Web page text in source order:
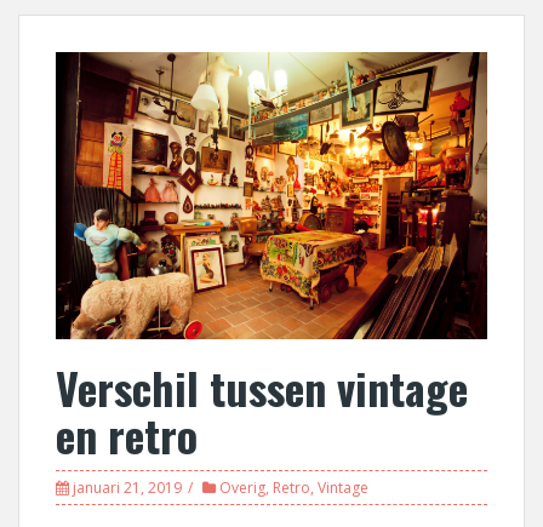
Verschil tussen vintage
en retro
januari 21, 2019 Overig, Retro, Vintage